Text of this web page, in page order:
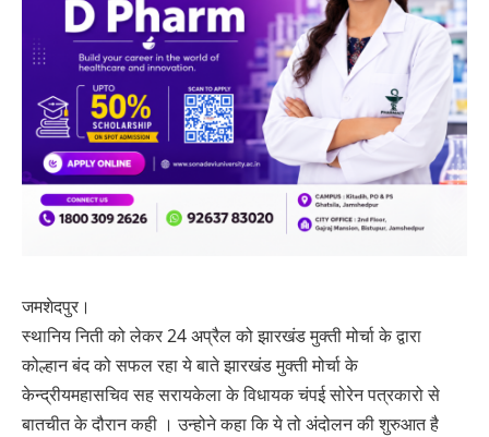
जमशेदपुर।
स्थानिय निती को लेकर 24 अप्रैल को झारखंड मुक्ती मोर्चा के द्वारा
कोल्हान बंद को सफल रहा ये बाते झारखंड मुक्ती मोर्चा के
केन्द्रीयमहासचिव सह सरायकेला के विधायक चंपई सोरेन पत्रकारो से
बातचीत के दौरान कही । उन्होने कहा कि ये तो अंदोलन की शुरुआत है